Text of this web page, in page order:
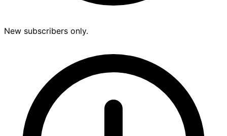
New subscribers only.